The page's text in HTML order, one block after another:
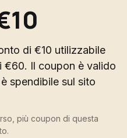
di €10 utilizzabile
€60. Il coupon è valido
spendibile sul sito
più coupon di questa